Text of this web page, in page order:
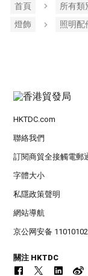
首頁 所有類
燈飾
照明配
HKTDC.com
聯絡我們
訂閱商貿全接觸電郵
字體大小
私隱政策聲明
網站導航
京公网安备
關注 HKTDC